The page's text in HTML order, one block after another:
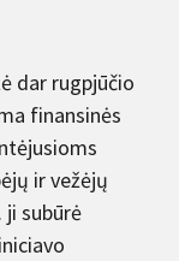
dar rugpjūčio
finansinės
ir vežėjų
ji subūrė